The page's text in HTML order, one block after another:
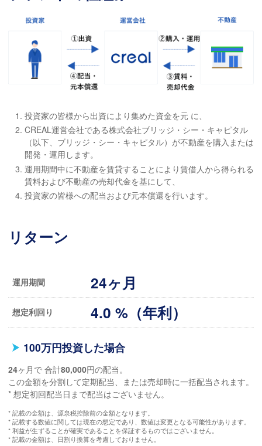
投資家の皆様から出資により集めた資金を元 に、
CREAL運営会社である株式会社ブリッジ・シー・キャピタル
（以下、ブリッジ・シー・キャピタル）が不動産を購入または
開発・運用します。
運用期間中に不動産を賃貸することにより賃借人から得られる
賃料および不動産の売却代金を基にして、
投資家の皆様への配当および元本償還を行います。
リターン
運用期間 24ヶ月
想定利回り 4.0 %（年利）
100万円投資した場合
24ヶ月で 合計80,000円の配当。
この金額を分割して定期配当、または売却時に一括配当されます。
* 想定初回配当日まで配当はございません。
* 記載の金額は、源泉税控除前の金額となります。
* 記載する数値に関しては現在の想定であり、数値は変更となる可能性があります。
* 利益が生ずることが確実であることを保証するものではございません。
* 記載の金額は、日割り換算を考慮しておりません。